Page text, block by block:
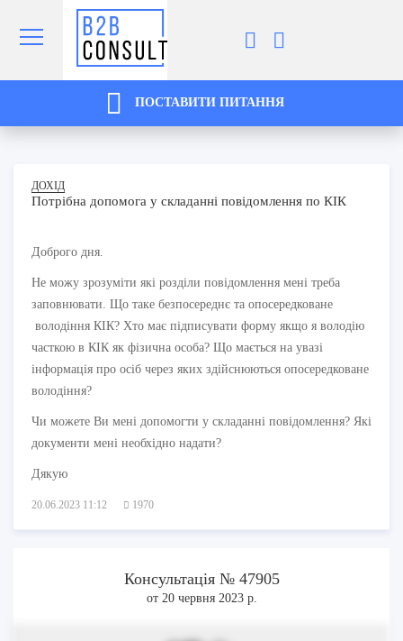
ПОСТАВИТИ ПИТАННЯ
ДОХІД
Потрібна допомога у складанні повідомлення по КІК
Доброго дня.
Не можу зрозуміти які розділи повідомлення мені треба
заповнювати. Що таке безпосереднє та опосередковане
володіння КІК? Хто має підписувати форму якщо я володію
часткою в КІК як фізична особа? Що мається на увазі
інформація про осіб через яких здійснюються опосередковане
володіння?
Чи можете Ви мені допомогти у складанні повідомлення? Які
документи мені необхідно надати?
Дякую
20.06.2023 11:12 1970
Консультація № 47905
от 20 червня 2023 р.